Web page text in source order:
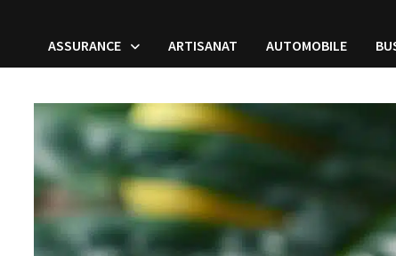
ASSURANCE ARTISANAT AUTOMOBILE